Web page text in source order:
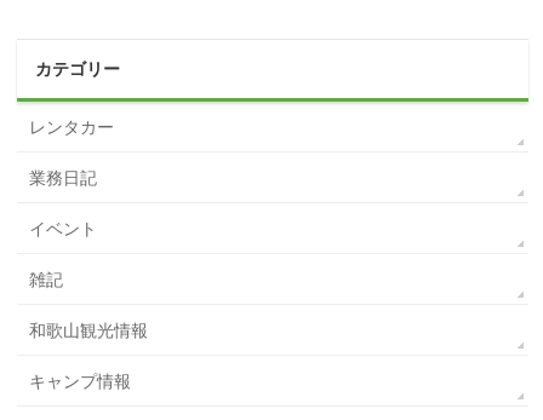
カテゴリー
レンタカー
業務日記
イベント
雑記
和歌山観光情報
キャンプ情報